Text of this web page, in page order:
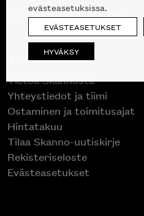
Poistuvat mallikappaleet
Asiakaspalvelu
Tietoa Skannosta
Yhteystiedot ja tiimi
Ostaminen ja toimitusajat
Hintatakuu
Tilaa Skanno-uutiskirje
Rekisteriseloste
Evästeasetukset
evästeasetuksissa.
EVÄSTEASETUKSET
HYVÄKSY